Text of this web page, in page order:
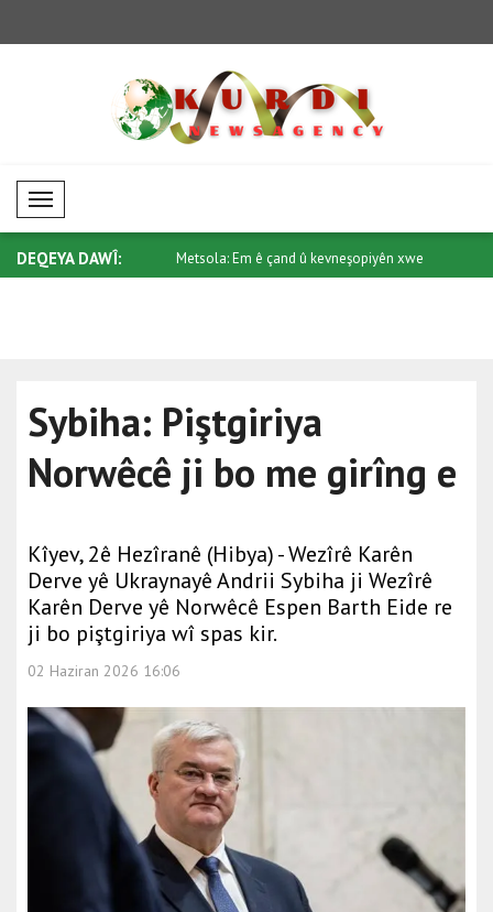
Mobil Menü
DEQEYA DAWÎ:
çand û kevneşopiyên xwe Ji Çînê bang ji bo Sûdanê: Piştgiriya pe..
Sybiha: Piştgiriya
Norwêcê ji bo me girîng e
Kîyev, 2ê Hezîranê (Hibya) - Wezîrê Karên
Derve yê Ukraynayê Andrii Sybiha ji Wezîrê
Karên Derve yê Norwêcê Espen Barth Eide re
ji bo piştgiriya wî spas kir.
02 Haziran 2026 16:06